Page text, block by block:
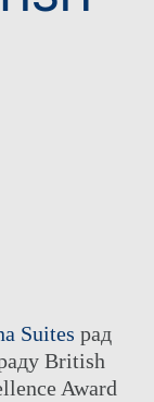
Suites рад
British
Award